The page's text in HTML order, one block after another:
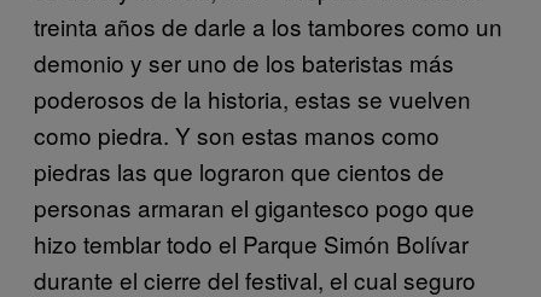
treinta años de darle a los tambores como un
demonio y ser uno de los bateristas más
poderosos de la historia, estas se vuelven
como piedra. Y son estas manos como
piedras las que lograron que cientos de
personas armaran el gigantesco pogo que
hizo temblar todo el Parque Simón Bolívar
durante el cierre del festival, el cual seguro